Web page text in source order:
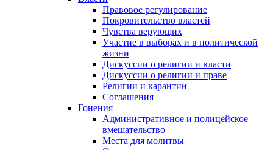
Правовое регулирование
Покровительство властей
Чувства верующих
Участие в выборах и в политической
жизни
Дискуссии о религии и власти
Дискуссии о религии и праве
Религии и карантин
Соглашения
Гонения
Административное и полицейское
вмешательство
Места для молитвы